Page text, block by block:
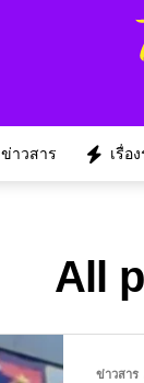
ข่าวสาร เรื่อ
All
ข่าวสาร